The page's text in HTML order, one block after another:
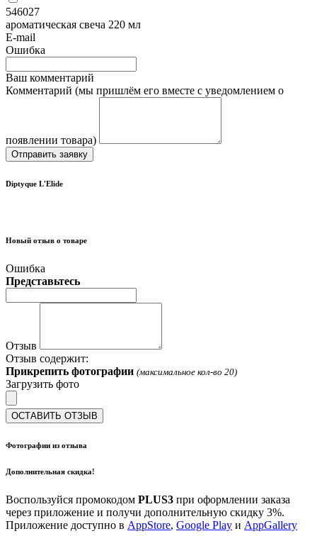
546027
ароматическая свеча 220 мл
E-mail
Ошибка
Ваш комментарий
Комментарий (мы пришлём его вместе с уведомлением о
появлении товара)
Отправить заявку
Diptyque L'Elide
Новый отзыв о товаре
Ошибка
Представьтесь
Отзыв
Отзыв содержит:
Прикрепить фотографии (максимальное кол-во 20)
Загрузить фото
ОСТАВИТЬ ОТЗЫВ
Фотографии из отзыва
Дополнительная скидка!
Воспользуйся промокодом PLUS3 при оформлении заказа
через приложение и получи дополнительную скидку 3%.
Приложение доступно в AppStore, Google Play и AppGallery